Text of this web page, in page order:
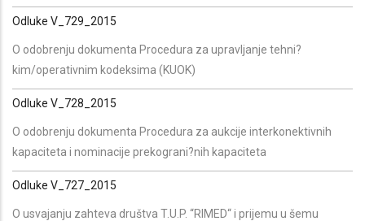
Odluke V_729_2015
O odobrenju dokumenta Procedura za upravljanje tehni?
kim/operativnim kodeksima (KUOK)
Odluke V_728_2015
O odobrenju dokumenta Procedura za aukcije interkonektivnih
kapaciteta i nominacije prekograni?nih kapaciteta
Odluke V_727_2015
O usvajanju zahteva društva T.U.P. “RIMED“ i prijemu u šemu